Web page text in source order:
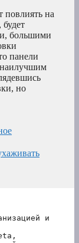
повлиять на
большими
панели
но
и